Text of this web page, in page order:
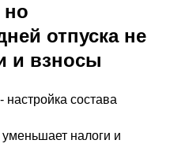
но
отпуска не
и взносы
настройка состава
налоги и